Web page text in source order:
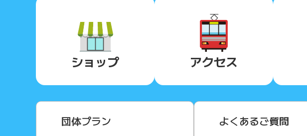
ショップ アクセス
団体プラン よくあるご質問